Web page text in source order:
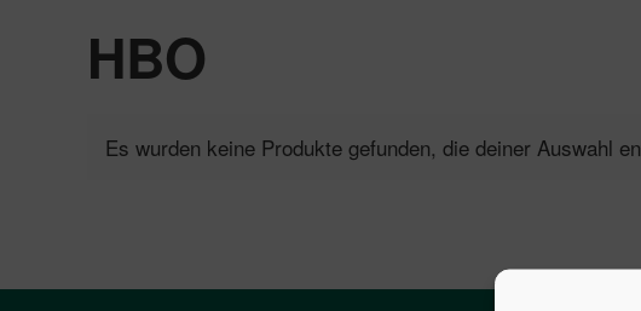
HBO
Es wurden keine Produkte gefunden, die deiner Auswahl